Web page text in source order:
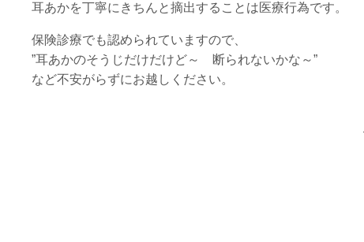
耳あかを丁寧にきちんと摘出することは医療行為です。
保険診療でも認められていますので、
”耳あかのそうじだけだけど～ 断られないかな～”
など不安がらずにお越しください。